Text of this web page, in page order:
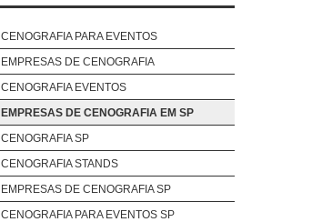
CENOGRAFIA PARA EVENTOS
EMPRESAS DE CENOGRAFIA
CENOGRAFIA EVENTOS
EMPRESAS DE CENOGRAFIA EM SP
CENOGRAFIA SP
CENOGRAFIA STANDS
EMPRESAS DE CENOGRAFIA SP
CENOGRAFIA PARA EVENTOS SP